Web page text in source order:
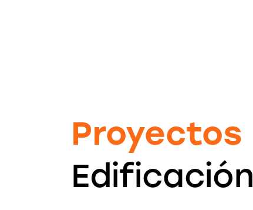
Proyectos
Edificación